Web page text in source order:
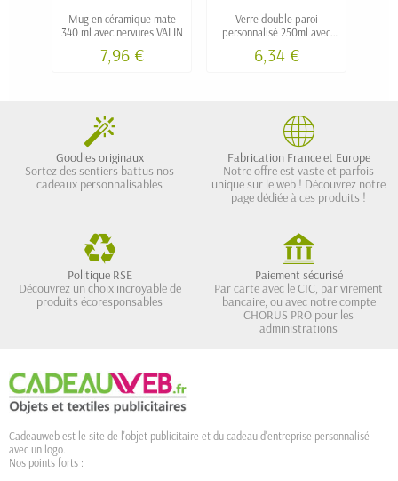
Mug en céramique mate
340 ml avec nervures VALIN
7,96 €
Verre double paroi
personnalisé 250ml avec
6,34 €
Goodies originaux
Sortez des sentiers battus nos
cadeaux personnalisables
Fabrication France et Europe
Notre offre est vaste et parfois
unique sur le web ! Découvrez notre
page dédiée à ces produits !
Politique RSE
Découvrez un choix incroyable de
produits écoresponsables
Paiement sécurisé
Par carte avec le CIC, par virement
bancaire, ou avec notre compte
CHORUS PRO pour les
administrations
Cadeauweb est le site de l'objet publicitaire et du cadeau d'entreprise personnalisé
avec un logo.
Nos points forts :